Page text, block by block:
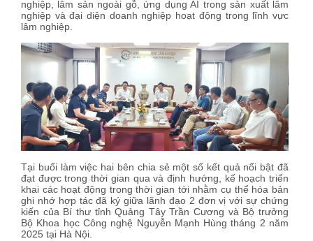
nghiệp, lâm sản ngoài gỗ, ứng dụng AI trong sản xuất lâm
nghiệp và đại diện doanh nghiệp hoạt động trong lĩnh vực
lâm nghiệp.
Tại buổi làm việc hai bên chia sẻ một số kết quả nổi bật đã
đạt được trong thời gian qua và định hướng, kế hoạch triển
khai các hoạt động trong thời gian tới nhằm cụ thể hóa bản
ghi nhớ hợp tác đã ký giữa lãnh đạo 2 đơn vị với sự chứng
kiến của Bí thư tỉnh Quảng Tây Trần Cương và Bộ trưởng
Bộ Khoa học Công nghệ Nguyễn Mạnh Hùng tháng 2 năm
2025 tại Hà Nội.